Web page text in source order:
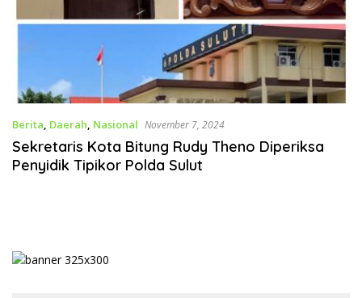
Berita, Daerah, Nasional November 7, 2024
Sekretaris Kota Bitung Rudy Theno Diperiksa
Penyidik Tipikor Polda Sulut